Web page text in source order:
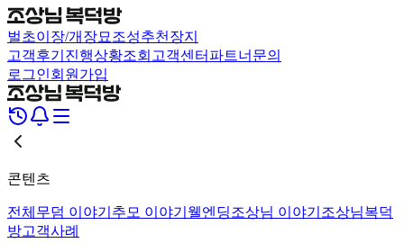
벌초이장/개장묘조성추천장지
고객후기 진행상황조회 고객센터 파트너문의
로그인회원가입
콘텐츠
전체 무덤 이야기 추모 이야기 웰엔딩조상님 이야기 조상님복덕
방고객사례